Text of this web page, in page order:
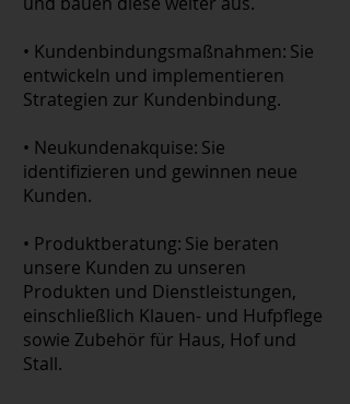
• Kundenbindungsmaßnahmen: Sie
entwickeln und implementieren
Strategien zur Kundenbindung.
• Neukundenakquise: Sie
identifizieren und gewinnen neue
Kunden.
• Produktberatung: Sie beraten
unsere Kunden zu unseren
Produkten und Dienstleistungen,
einschließlich Klauen- und Hufpflege
sowie Zubehör für Haus, Hof und
Stall.